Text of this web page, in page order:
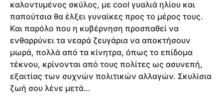
καλοντυμένος σκύλος, με cool γυαλιά ηλίου και
παπούτσια θα έλξει γυναίκες προς το μέρος τους.
Και παρόλο που η κυβέρνηση προσπαθεί να
ενθαρρύνει τα νεαρά ζευγάρια να αποκτήσουν
μωρά, πολλά από τα κίνητρα, όπως το επίδομα
τέκνου, κρίνονται από τους πολίτες ως ασυνεπή,
εξαιτίας των συχνών πολιτικών αλλαγών. Σκυλίσια
ζωή σου λένε μετά…